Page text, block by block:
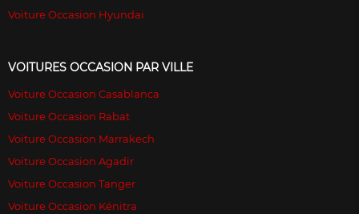
Voiture Occasion Hyundai
VOITURES OCCASION PAR VILLE
Voiture Occasion Casablanca
Voiture Occasion Rabat
Voiture Occasion Marrakech
Voiture Occasion Agadir
Voiture Occasion Tanger
Voiture Occasion Kénitra